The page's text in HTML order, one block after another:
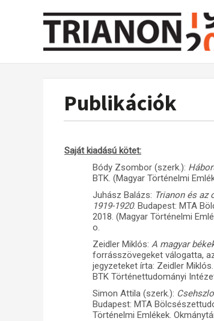
Publikációk
Saját kiadású kötet:
Bódy Zsombor (szerk.):
BTK. (Magyar Történelmi
Juhász Balázs: Trianon és
1919-1920. Budapest: MTA
2018. (Magyar Történelmi
o.
Zeidler Miklós:A magyar
forrásszövegeket válogatta,
jegyzeteket írta: Zeidler
BTK Történettudományi
Simon Attila (szerk.):
Budapest: MTA
Történelmi Emlékek.